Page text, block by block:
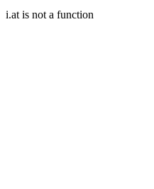
i.at is not a function